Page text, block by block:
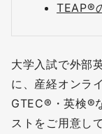
TEAP®
大学入試で外部
に、産経オンラ
GTEC®・英検®
ストをご用意し